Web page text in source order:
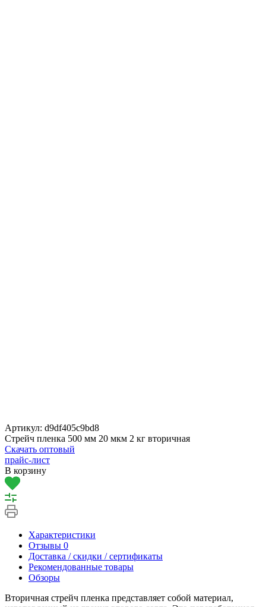
Артикул: d9df405c9bd8
Стрейч пленка 500 мм 20 мкм 2 кг вторичная
Скачать оптовый
прайс-лист
В корзину
Характеристики
Отзывы 0
Доставка / скидки / сертификаты
Рекомендованные товары
Обзоры
Вторичная стрейч пленка представляет собой материал,